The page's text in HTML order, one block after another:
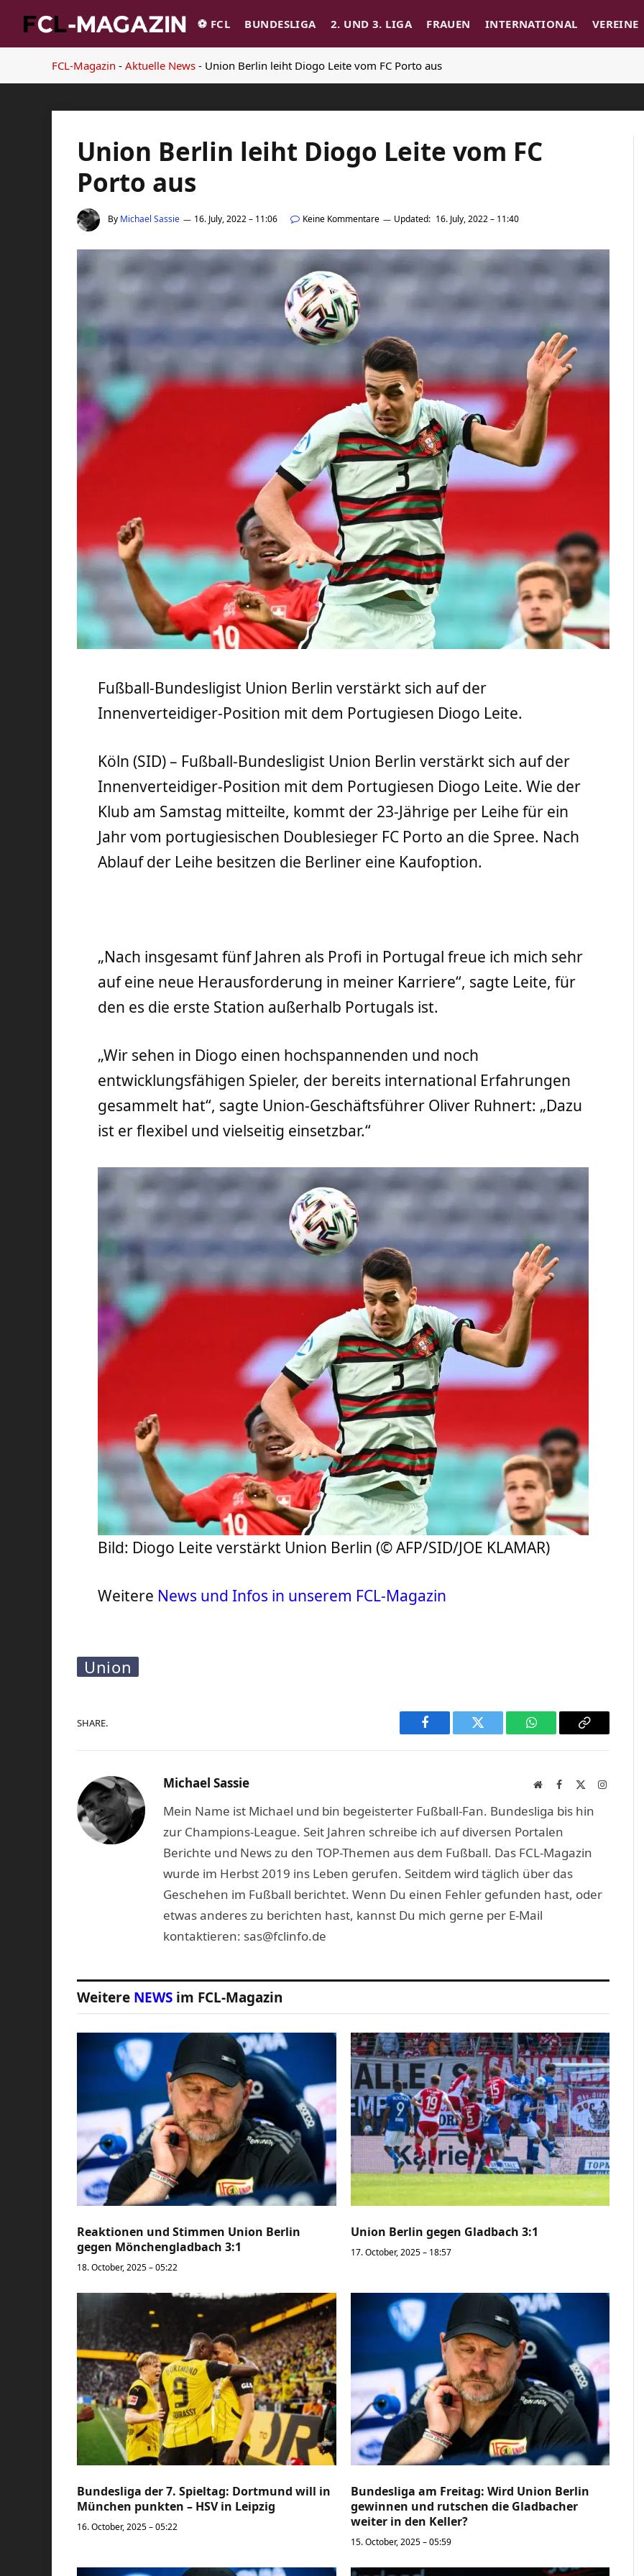
⚽️ FCL BUNDESLIGA 2. UND 3. LIGA FRAUEN INTERNATIONAL VEREINE
FCL-Magazin - Aktuelle News - Union Berlin leiht Diogo Leite vom FC Porto aus
Union Berlin leiht Diogo Leite vom FC
Porto aus
By Michael Sassie 16. July, 2022 – 11:06 Keine Kommentare Updated: 16. July, 2022 – 11:40
Fußball-Bundesligist Union Berlin verstärkt sich auf der
Innenverteidiger-Position mit dem Portugiesen Diogo Leite.
Köln (SID) – Fußball-Bundesligist Union Berlin verstärkt sich auf der
Innenverteidiger-Position mit dem Portugiesen Diogo Leite. Wie der
Klub am Samstag mitteilte, kommt der 23-Jährige per Leihe für ein
Jahr vom portugiesischen Doublesieger FC Porto an die Spree. Nach
Ablauf der Leihe besitzen die Berliner eine Kaufoption.
„Nach insgesamt fünf Jahren als Profi in Portugal freue ich mich sehr
auf eine neue Herausforderung in meiner Karriere“, sagte Leite, für
den es die erste Station außerhalb Portugals ist.
„Wir sehen in Diogo einen hochspannenden und noch
entwicklungsfähigen Spieler, der bereits international Erfahrungen
gesammelt hat“, sagte Union-Geschäftsführer Oliver Ruhnert: „Dazu
ist er flexibel und vielseitig einsetzbar.“
Bild: Diogo Leite verstärkt Union Berlin (© AFP/SID/JOE KLAMAR)
Weitere News und Infos in unserem FCL-Magazin
Union
SHARE.
Facebook Twitter WhatsAppCopy
Michael Sassie WebsiteFacebook
Mein Name ist Michael und bin begeisterter Fußball-Fan. Bundesliga bis hin
zur Champions-League. Seit Jahren schreibe ich auf diversen Portalen
Berichte und News zu den TOP-Themen aus dem Fußball. Das FCL-Magazin
wurde im Herbst 2019 ins Leben gerufen. Seitdem wird täglich über das
Geschehen im Fußball berichtet. Wenn Du einen Fehler gefunden hast, oder
etwas anderes zu berichten hast, kannst Du mich gerne per E-Mail
kontaktieren: sas@fclinfo.de
Weitere NEWS im FCL-Magazin
Reaktionen und Stimmen Union Berlin
gegen Mönchengladbach 3:1
18. October, 2025 – 05:22
Union Berlin gegen Gladbach 3:1
17. October, 2025 – 18:57
Bundesliga der 7. Spieltag: Dortmund will in
München punkten – HSV in Leipzig
16. October, 2025 – 05:22
Bundesliga am Freitag: Wird Union Berlin
gewinnen und rutschen die Gladbacher
weiter in den Keller?
15. October, 2025 – 05:59